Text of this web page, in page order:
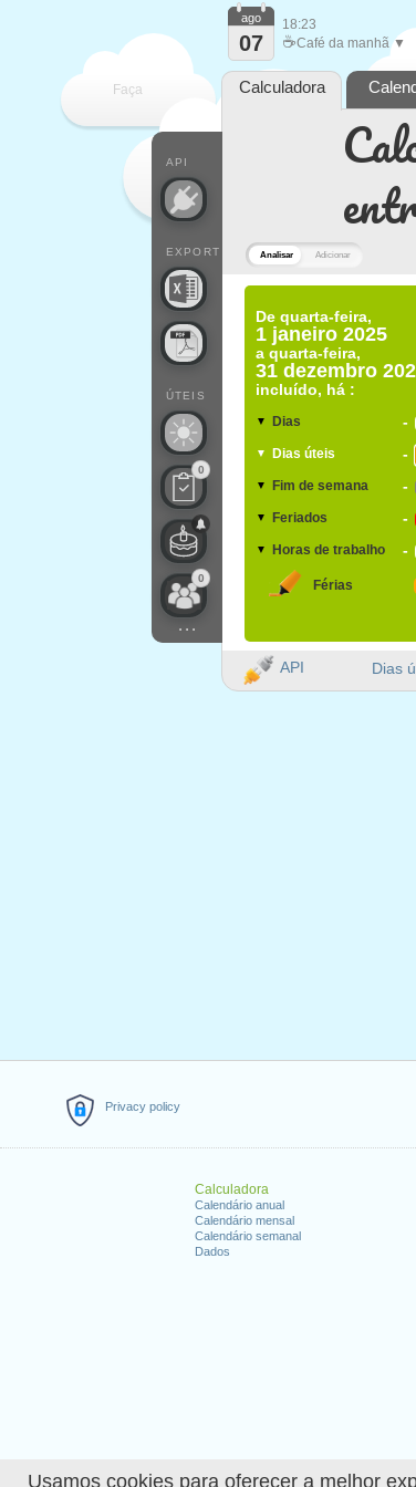
Usamos cookies para oferecer a melhor
Privacy policy
Calculadora
Calendário anual
Calendário mensal
Calendário semanal
Dados
Analisar Adicionar
De quarta-feira,
1 janeiro 2025
a quarta-feira,
31 dezembro
incluído, há :
▼ Dias -
▼ Dias úteis -
▼ Fim de semana -
▼ Feriados -
▼ Horas de trabalho -
Férias
Faça
API
EXPORT
ÚTEIS
0
0
...
ago
07
18:23
☕Café da manhã ▼
Calculadora
Dias
API